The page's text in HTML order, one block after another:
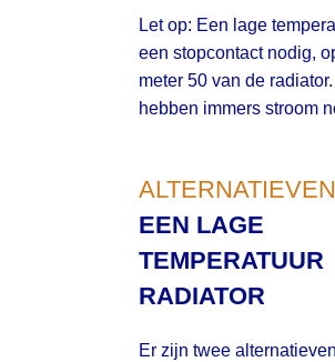
Let op: Een lage
een stopcontact nodig,
meter 50 van de
hebben immers stroom
EEN LAGE
TEMPERATUUR
RADIATOR
Er zijn twee